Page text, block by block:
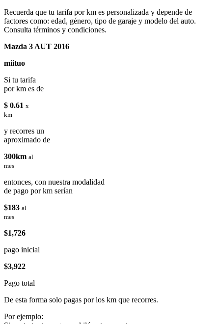
Recuerda que tu tarifa por km es personalizada y depende de
factores como: edad, género, tipo de garaje y modelo del auto.
Consulta términos y condiciones.
Mazda 3 AUT 2016
miituo
Si tu tarifa
por km es de
$ 0.61 x
km
y recorres un
aproximado de
300km al
mes
entonces, con nuestra modalidad
de pago por km serían
$183 al
mes
$1,726
pago inicial
$3,922
Pago total
De esta forma solo pagas por los km que recorres.
Por ejemplo: